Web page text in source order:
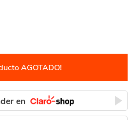
AGOTADO!
en